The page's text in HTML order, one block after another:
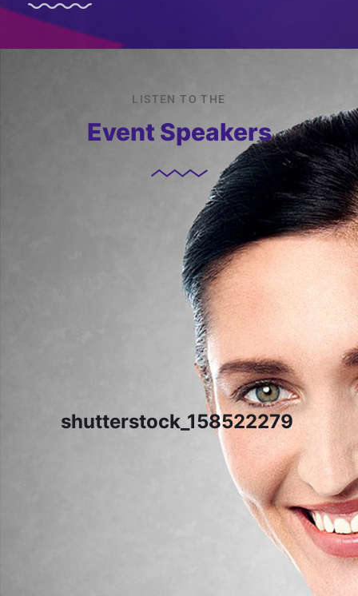
LISTEN TO THE
Event Speakers
shutterstock_158522279